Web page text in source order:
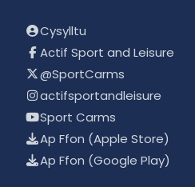
Cysylltu
Actif Sport and Leisure
@SportCarms
actifsportandleisure
Sport Carms
Ap Ffon (Apple Store)
Ap Ffon (Google Play)